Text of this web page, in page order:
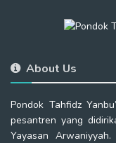
About Us
Pondok Tahfidz
pesantren yang
Yayasan